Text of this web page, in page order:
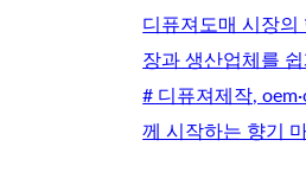
디퓨져도매 시장의
장과 생산업체를 쉽
# 디퓨져제작,
께 시작하는 향기